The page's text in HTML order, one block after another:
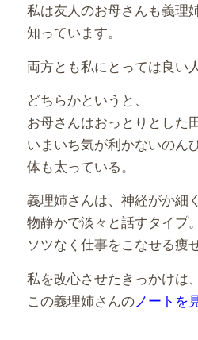
私は友人のお母さんも義理
知っています。
両方とも私にとっては良い
どちらかというと、
お母さんはおっとりとした
いまいち気が利かないのん
体も太っている。
義理姉さんは、神経がか細く
物静かで淡々と話すタイプ。
ソツなく仕事をこなせる痩
私を改心させたきっかけは、
この義理姉さんのノートを